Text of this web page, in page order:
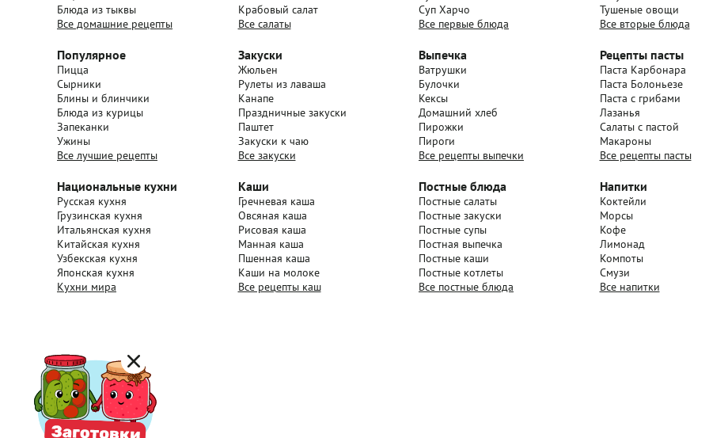
Блюда из тыквы
Все домашние рецепты
Крабовый салат
Все салаты
Суп Харчо
Все первые блюда
Тушеные овощи
Все вторые блюда
Популярное
Пицца
Сырники
Блины и блинчики
Блюда из курицы
Запеканки
Ужины
Все лучшие рецепты
Закуски
Жюльен
Рулеты из лаваша
Канапе
Праздничные закуски
Паштет
Закуски к чаю
Все закуски
Выпечка
Ватрушки
Булочки
Кексы
Домашний хлеб
Пирожки
Пироги
Все рецепты выпечки
Рецепты пасты
Паста Карбонара
Паста Болоньезе
Паста с грибами
Лазанья
Салаты с пастой
Макароны
Все рецепты пасты
Национальные кухни
Русская кухня
Грузинская кухня
Итальянская кухня
Китайская кухня
Узбекская кухня
Японская кухня
Кухни мира
Каши
Гречневая каша
Овсяная каша
Рисовая каша
Манная каша
Пшенная каша
Каши на молоке
Все рецепты каш
Постные блюда
Постные салаты
Постные закуски
Постные супы
Постная выпечка
Постные каши
Постные котлеты
Все постные блюда
Напитки
Коктейли
Морсы
Кофе
Лимонад
Компоты
Смузи
Все напитки